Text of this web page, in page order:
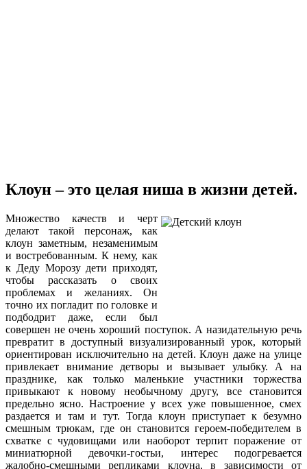
Клоун – это целая ниша в жизни детей.
Множество качеств и черт
делают такой персонаж, как
клоун заметным, незаменимым
и востребованным. К нему, как
к Деду Морозу дети приходят,
чтобы рассказать о своих
проблемах и желаниях. Он
точно их погладит по головке и
подбодрит даже, если был
совершен не очень хороший поступок. А назидательную речь
превратит в доступный визуализированный урок, который
ориентирован исключительно на детей. Клоун даже на улице
привлекает внимание детворы и вызывает улыбку. А на
празднике, как только маленькие участники торжества
привыкают к новому необычному другу, все становится
предельно ясно. Настроение у всех уже повышенное, смех
раздается и там и тут. Тогда клоун приступает к безумно
смешным трюкам, где он становится героем-победителем в
схватке с чудовищами или наоборот терпит поражение от
миниатюрной девочки-гостьи, интерес подогревается
жалобно-смешными репликами клоуна, в зависимости от